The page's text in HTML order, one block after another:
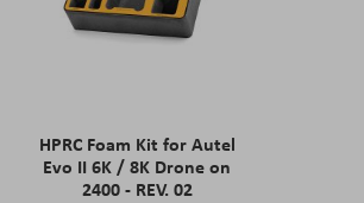
HPRC Foam Kit for Autel
Evo II 6K / 8K Drone on
2400 - REV. 02